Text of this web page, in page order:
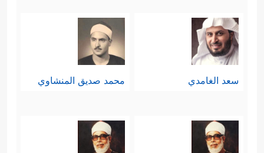
سعد الغامدي محمد صديق المنشاوي